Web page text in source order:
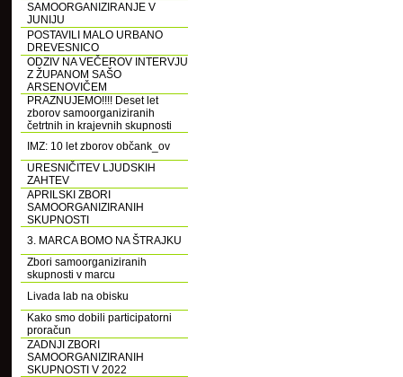
SAMOORGANIZIRANJE V
JUNIJU
POSTAVILI MALO URBANO
DREVESNICO
ODZIV NA VEČEROV INTERVJU
Z ŽUPANOM SAŠO
ARSENOVIČEM
PRAZNUJEMO!!!! Deset let
zborov samoorganiziranih
četrtnih in krajevnih skupnosti
IMZ: 10 let zborov občank_ov
URESNIČITEV LJUDSKIH
ZAHTEV
APRILSKI ZBORI
SAMOORGANIZIRANIH
SKUPNOSTI
3. MARCA BOMO NA ŠTRAJKU
Zbori samoorganiziranih
skupnosti v marcu
Livada lab na obisku
Kako smo dobili participatorni
proračun
ZADNJI ZBORI
SAMOORGANIZIRANIH
SKUPNOSTI V 2022